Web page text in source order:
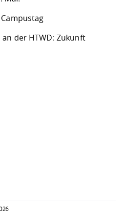
Campustag
der HTWD: Zukunft